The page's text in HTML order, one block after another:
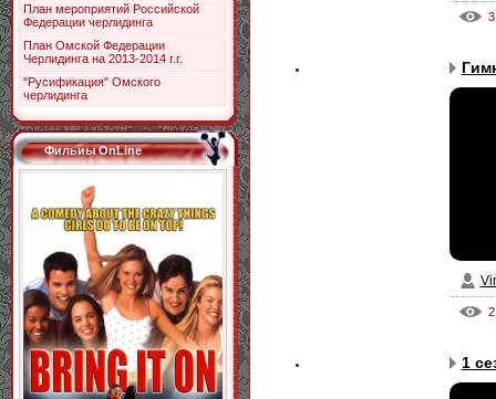
План мероприятий Российской
Федерации черлидинга
План Омской Федерации
Черлидинга на 2013-2014 г.г.
"Русификация" Омского
черлидинга
Фильиы OnLine
3
2
1